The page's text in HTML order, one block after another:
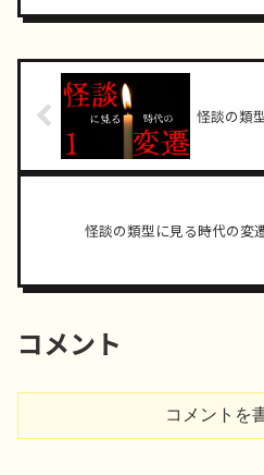
怪談の類
怪談の類型に見る時代の
コメント
コメントを